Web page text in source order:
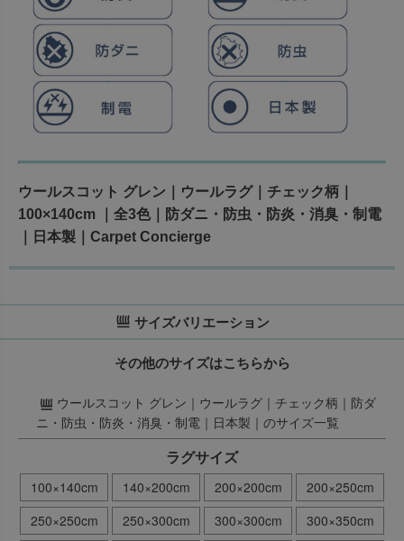
ウールスコット グレン｜ウールラグ｜チェック柄｜
100×140cm ｜全3色｜防ダニ・防虫・防炎・消臭・制電
｜日本製｜Carpet Concierge
サイズバリエーション
その他のサイズはこちらから
ウールスコット グレン｜ウールラグ｜チェック柄｜防ダ
ニ・防虫・防炎・消臭・制電｜日本製｜のサイズ一覧
ラグサイズ
100×140cm 140×200cm 200×200cm
200×250cm
250×250cm
250×300cm 300×300cm
300×350cm